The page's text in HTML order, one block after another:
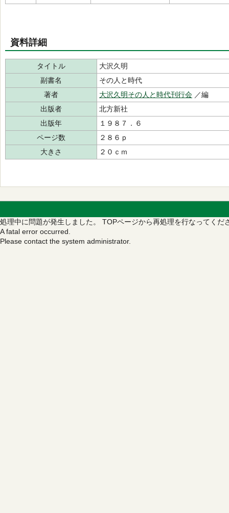
資料詳細
タイトル
大沢久明
副書名
その人と時代
著者
大沢久明その人と時代刊行会 ／編
出版者
北方新社
出版年
１９８７．６
ページ数
２８６ｐ
大きさ
２０ｃｍ
処理中に問題が発生しました。 TOPページから再処理を行なってくだ
A fatal error occurred.
Please contact the system administrator.